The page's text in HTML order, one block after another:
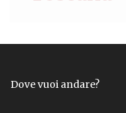
Dove vuoi andare?